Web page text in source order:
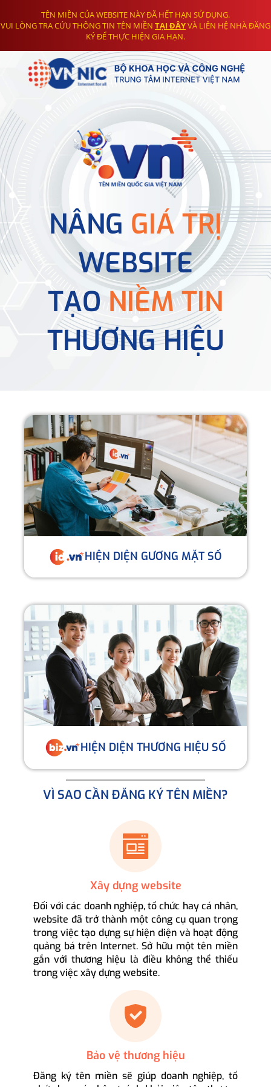
TÊN MIỀN CỦA WEBSITE NÀY ĐÃ HẾT HẠN SỬ DỤNG.
VUI LÒNG TRA CỨU THÔNG TIN TÊN MIỀN TẠI ĐÂYVÀ LIÊN HỆ NHÀ ĐĂNG
KÝ ĐỂ THỰC HIỆN GIA HẠN.
NÂNG GIÁ TRỊ
WEBSITE
TẠONIỀM TIN
THƯƠNG HIỆU
HIỆN DIỆN GƯƠNG MẶT SỐ
HIỆN DIỆN THƯƠNG HIỆU SỐ
VÌ SAO CẦN ĐĂNG KÝ TÊN MIỀN?
Xây dựng website
Đối với các doanh nghiệp, tổ chức hay cá nhân,
website đã trở thành một công cụ quan trọng
trong việc tạo dựng sự hiện diện và hoạt động
quảng bá trên Internet. Sở hữu một tên miền
gắn với thương hiệu là điều không thể thiếu
trong việc xây dựng website.
Bảo vệ thương hiệu
Đăng ký tên miền sẽ giúp doanh nghiệp, tổ